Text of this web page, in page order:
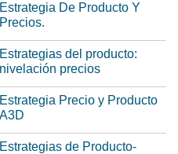
Estrategia De Producto Y
Precios.
Estrategias del producto:
nivelación precios
Estrategia Precio y Producto
A3D
Estrategias de Producto-